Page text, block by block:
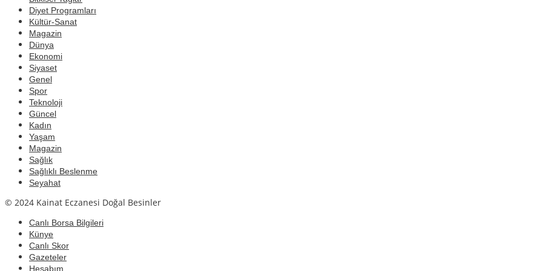
Diyet Programları
Kültür-Sanat
Magazin
Dünya
Ekonomi
Siyaset
Genel
Spor
Teknoloji
Güncel
Kadın
Yaşam
Magazin
Sağlık
Sağlıklı Beslenme
Seyahat
© 2024 Kainat Eczanesi Doğal Besinler
Canlı Borsa Bilgileri
Künye
Canlı Skor
Gazeteler
Hesabım